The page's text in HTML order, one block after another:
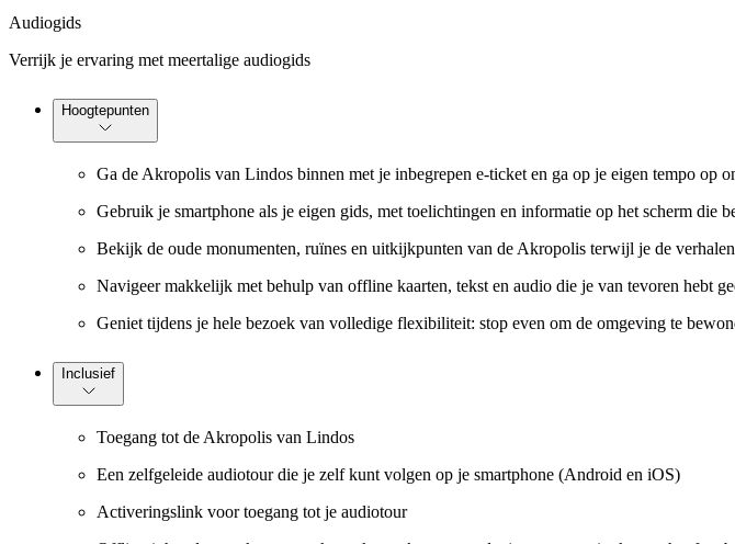
Audiogids
Verrijk je ervaring met meertalige audiogids
Hoogtepunten
Ga de Akropolis van Lindos binnen met je inbegrepen e-ticket en ga op je eigen tempo op
Gebruik je smartphone als je eigen gids, met toelichtingen en informatie op het scherm die
Bekijk de oude monumenten, ruïnes en uitkijkpunten van de Akropolis terwijl je de
Navigeer makkelijk met behulp van offline kaarten, tekst en audio die je van tevoren hebt
Geniet tijdens je hele bezoek van volledige flexibiliteit: stop even om de omgeving te
Inclusief
Toegang tot de Akropolis van Lindos
Een zelfgeleide audiotour die je zelf kunt volgen op je smartphone (Android en iOS)
Activeringslink voor toegang tot je audiotour